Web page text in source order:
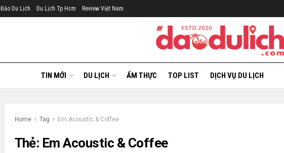
Đảo Du Lịch Du Lịch Tp Hcm Review Việt Nam
TIN MỚI DU LỊCH ẨM THỰC TOP LIST DỊCH VỤ DU LỊCH
Home Tag Em Acoustic & Coffee
Thẻ: Em Acoustic & Coffee